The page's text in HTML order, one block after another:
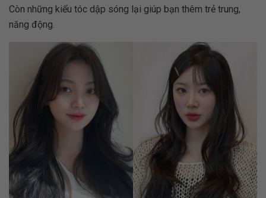
Còn những kiểu tóc dập sóng lại giúp bạn thêm trẻ trung,
năng động.